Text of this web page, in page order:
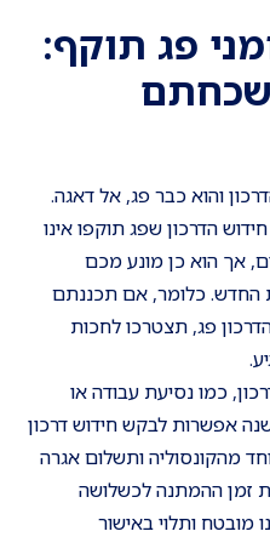
פג תוקף:
והוא כבר פג, אל דאגה.
הדרכון שפג תוקפו אינו
אך הוא כן מונע מכם
החדש. כלומר, אם תכננתם
פג, תצטרכו לחכות
כמו נסיעת עבודה או
אפשרות לבקש חידוש דרכון
מהקונסוליה ותשלום אגרה
זמן ההמתנה לכשלושה
מובטח ותלוי באישור